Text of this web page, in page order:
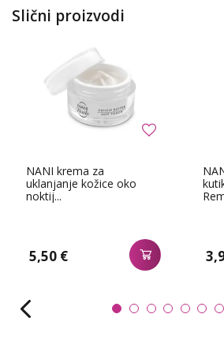
Slični proizvodi
NANI krema za
uklanjanje kožice oko
noktij...
5,50 €